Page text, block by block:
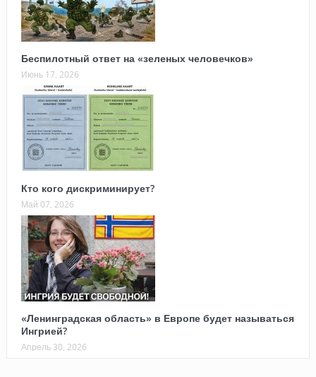
Беспилотный ответ на «зеленых человечков»
Июнь 17, 2026
Кто кого дискриминирует?
Май 07, 2026
«Ленинградская область» в Европе будет называться
Ингрией?
Апрель 30, 2026